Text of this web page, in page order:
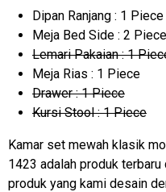
Dipan Ranjang : 1 Piece
Meja Bed Side : 2
Lemari Pakaian : 1
Meja Rias : 1 Piece
Drawer : 1 Piece
Kursi Stool : 1 Piece
Kamar set mewah klasik
1423 adalah produk terbaru
produk yang kami desain